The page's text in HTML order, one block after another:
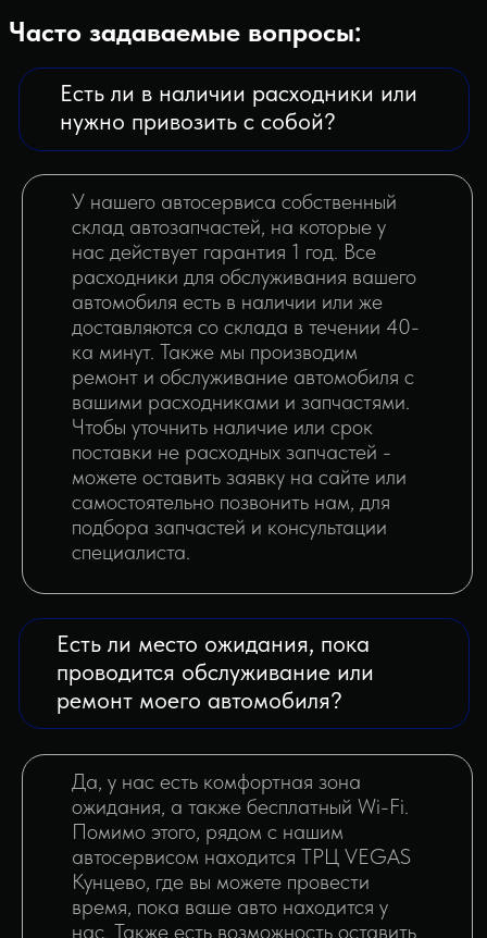
ремонтирует автомобили Юридических
лиц. Для получения более подробной
информации можете перейти в раздел
"Юридическим Лицам" или же заполнить
АВТОСЕРВИС 2.0в
социальных сетях!
Остались вопросы?
Свяжитесь с нашим
оператором любым удобным
для вас способом.